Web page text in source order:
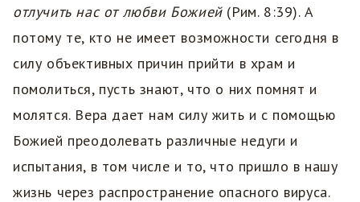
отлучить нас от любви Божией (Рим. 8:39). А
потому те, кто не имеет возможности сегодня в
силу объективных причин прийти в храм и
помолиться, пусть знают, что о них помнят и
молятся. Вера дает нам силу жить и с помощью
Божией преодолевать различные недуги и
испытания, в том числе и то, что пришло в нашу
жизнь через распространение опасного вируса.